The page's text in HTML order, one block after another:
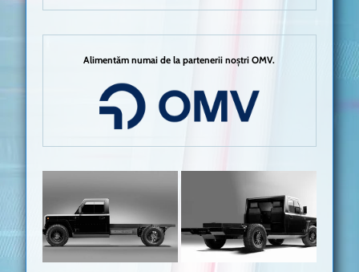
Alimentăm numai de la partenerii noștri OMV.